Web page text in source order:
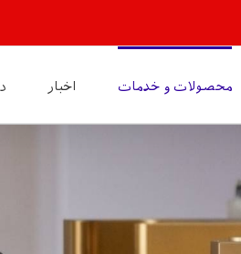
محصولات و خدمات اخبار